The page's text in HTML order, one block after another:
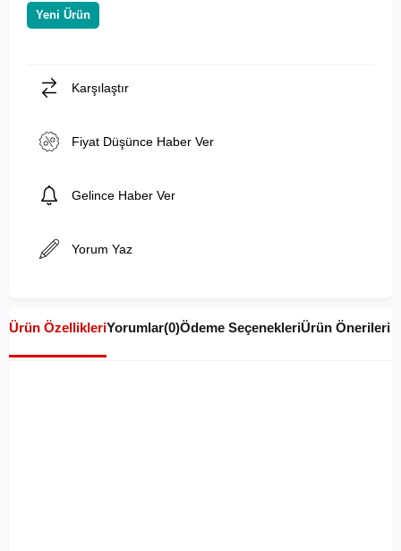
Yeni Ürün
Karşılaştır
Fiyat Düşünce Haber Ver
Gelince Haber Ver
Yorum Yaz
Ürün ÖzellikleriYorumlar(0)Ödeme SeçenekleriÜrün Önerileri